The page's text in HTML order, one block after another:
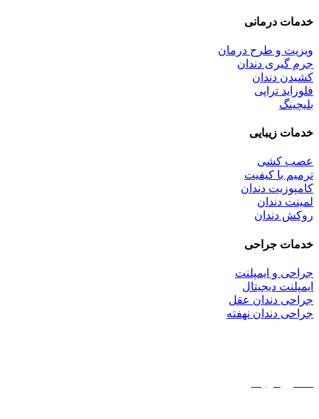
خدمات درمانی
ویزیت و طرح درمان
جرم گیری دندان
کشیدن دندان
فلوراید تراپی
بلیچینگ
خدمات زیبایی
عصب کشی
ترمیم با کیفیت
کامپوزیت دندان
لمینت دندان
روکش دندان
خدمات جراحی
جراحی و ایمپلنت
ایمپلنت دیجیتال
جراحی دندان عقل
جراحی دندان نهفته